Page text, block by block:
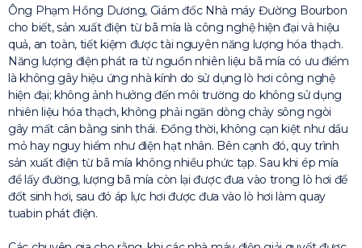
Ông Phạm Hồng Dương, Giám đốc Nhà máy Đường Bourbon
cho biết, sản xuất điện từ bã mía là công nghệ hiện đại và hiệu
quả, an toàn, tiết kiệm được tài nguyên năng lượng hóa thạch.
Năng lượng điện phát ra từ nguồn nhiên liệu bã mía có ưu điểm
là không gây hiệu ứng nhà kính do sử dụng lò hơi công nghệ
hiện đại; không ảnh hưởng đến môi trường do không sử dụng
nhiên liệu hóa thạch, không phải ngăn dòng chảy sông ngòi
gây mất cân bằng sinh thái. Đồng thời, không cạn kiệt như dầu
mỏ hay nguy hiểm như điện hạt nhân. Bên cạnh đó, quy trình
sản xuất điện từ bã mía không nhiều phức tạp. Sau khi ép mía
để lấy đường, lượng bã mía còn lại được đưa vào trong lò hơi để
đốt sinh hơi, sau đó áp lực hơi được đưa vào lò hơi làm quay
tuabin phát điện.